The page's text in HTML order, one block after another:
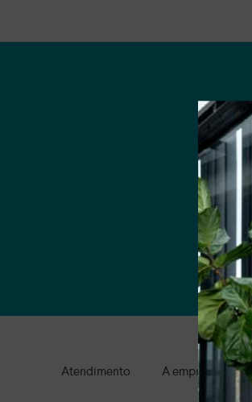
Atendimento A empresa